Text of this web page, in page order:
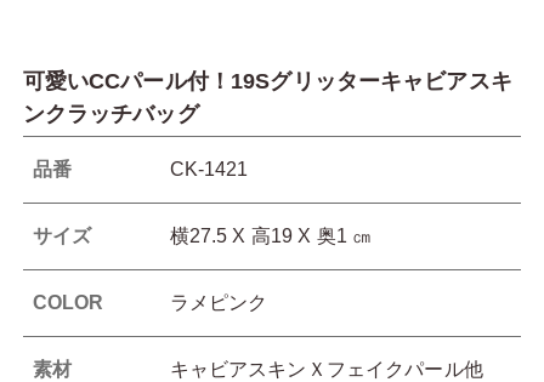
可愛いCCパール付！19Sグリッターキャビアスキ
ンクラッチバッグ
品番 CK-1421
サイズ 横27.5 X 高19 X 奥1 ㎝
COLOR ラメピンク
素材 キャビアスキンＸフェイクパール他